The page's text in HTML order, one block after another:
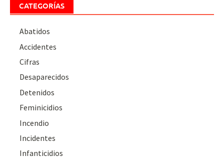
CATEGORÍAS
Abatidos
Accidentes
Cifras
Desaparecidos
Detenidos
Feminicidios
Incendio
Incidentes
Infanticidios